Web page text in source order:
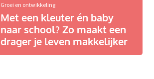
Groei en ontwikkeling
Met een kleuter én baby
naar school? Zo maakt een
drager je leven makkelijker